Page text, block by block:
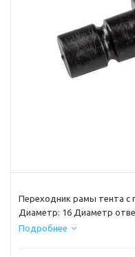
Переходник рамы тента с
Диаметр: 16 Диаметр
Подробнее